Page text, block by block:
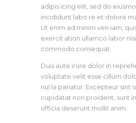
adipis icing elit, sed do
incididunt labo re et dolore
Ut enim ad minim ven iam,
exercit ation ullamco labor
commodo consequat.
Duis aute irure dolor in
voluptate velit esse cillum
nul la pariatur. Excepteur sint
cupidatat non proident, sunt
officia deserunt mollit anim.